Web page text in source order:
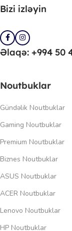
Bizi izləyin
Əlaqə: +994 50
Noutbuklar
Gündəlik Noutbuklar
Gaming Noutbuklar
Premium Noutbuklar
Biznes Noutbuklar
ASUS Noutbuklar
ACER Noutbuklar
Lenovo Noutbuklar
HP Noutbuklar